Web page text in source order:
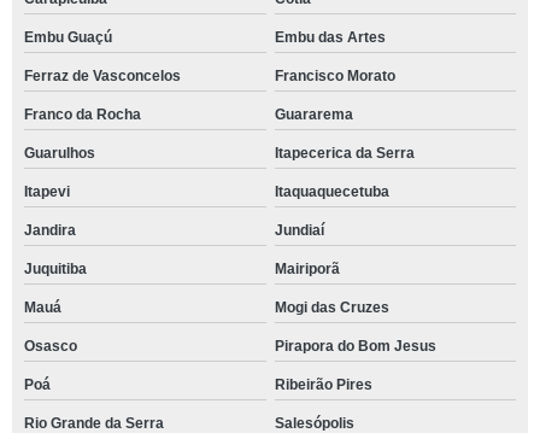
Embu Guaçú Embu das Artes
Ferraz de Vasconcelos Francisco Morato
Franco da Rocha Guararema
Guarulhos Itapecerica da Serra
Itapevi Itaquaquecetuba
Jandira Jundiaí
Juquitiba Mairiporã
Mauá Mogi das Cruzes
Osasco Pirapora do Bom Jesus
Poá Ribeirão Pires
Rio Grande da Serra Salesópolis